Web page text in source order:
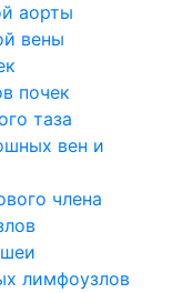
аорты
вены
почек
таза
вен и
члена
лимфоузлов